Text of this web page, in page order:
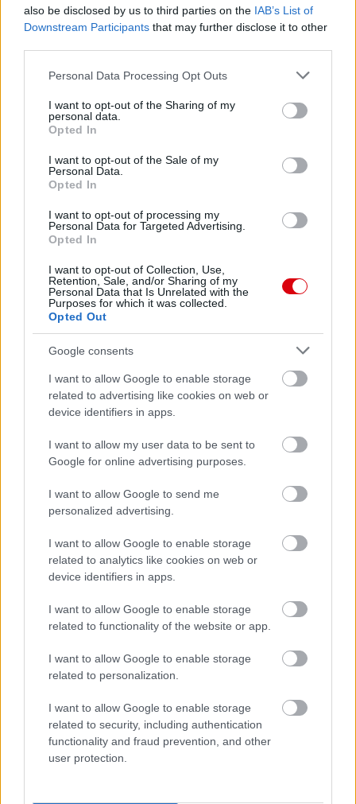
also be disclosed by us to third parties on the IAB’s List of
Downstream Participants that may further disclose it to other
Please note that this website/app uses one or more Google
not limited to your visit or usage behaviour. You may click to
grant or deny consent to Google and its third-party tags to
use your data for below specified purposes in below Google
consent section.
Personal Data Processing Opt Outs
I want to opt-out of the Sharing of my
personal data.
Opted In
I want to opt-out of the Sale of my
Personal Data.
Opted In
I want to opt-out of processing my
Personal Data for Targeted Advertising.
Opted In
I want to opt-out of Collection, Use,
Retention, Sale, and/or Sharing of my
Personal Data that Is Unrelated with the
Purposes for which it was collected.
Opted Out
Google consents
I want to allow Google to enable storage
related to advertising like cookies on web or
device identifiers in apps.
I want to allow my user data to be sent to
Google for online advertising purposes.
I want to allow Google to send me
personalized advertising.
I want to allow Google to enable storage
related to analytics like cookies on web or
device identifiers in apps.
I want to allow Google to enable storage
related to functionality of the website or app.
I want to allow Google to enable storage
related to personalization.
I want to allow Google to enable storage
related to security, including authentication
functionality and fraud prevention, and other
user protection.
Meccs Center
Paris Saint-Germainvs
Manchester United
Nya Ullevi, Göteborg
2 nap 2 óra 19 perc 52 másodperc
Leeds Unitedvs Manchester United2026-08-12 20:30
ELŐZŐ MÉRKŐZÉSEK
Támogatás
Támogasd adományoddal
Kapcsolódó hírek